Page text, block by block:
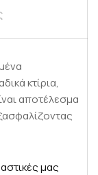
κτίρια,
αποτέλεσμα
μας